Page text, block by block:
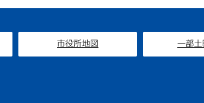
市役所地図 一部土